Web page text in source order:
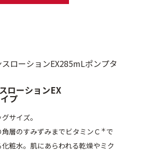
ローションEX
プ
サイズ。
層のすみずみまでビタミンＣ ＊ で
粧水。肌にあらわれる乾燥やミク